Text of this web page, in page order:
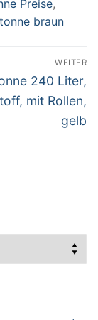
Preise,
braun
WEITER
240 Liter,
mit Rollen,
gelb